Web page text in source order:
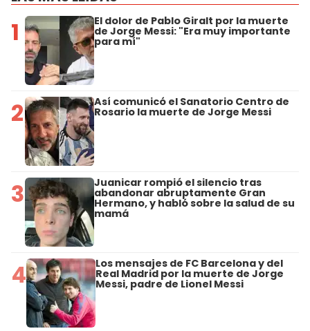
1 El dolor de Pablo Giralt por la muerte
de Jorge Messi: "Era muy importante
para mí"
2 Así comunicó el Sanatorio Centro de
Rosario la muerte de Jorge Messi
3 Juanicar rompió el silencio tras
abandonar abruptamente Gran
Hermano, y habló sobre la salud de su
mamá
4 Los mensajes de FC Barcelona y del
Real Madrid por la muerte de Jorge
Messi, padre de Lionel Messi